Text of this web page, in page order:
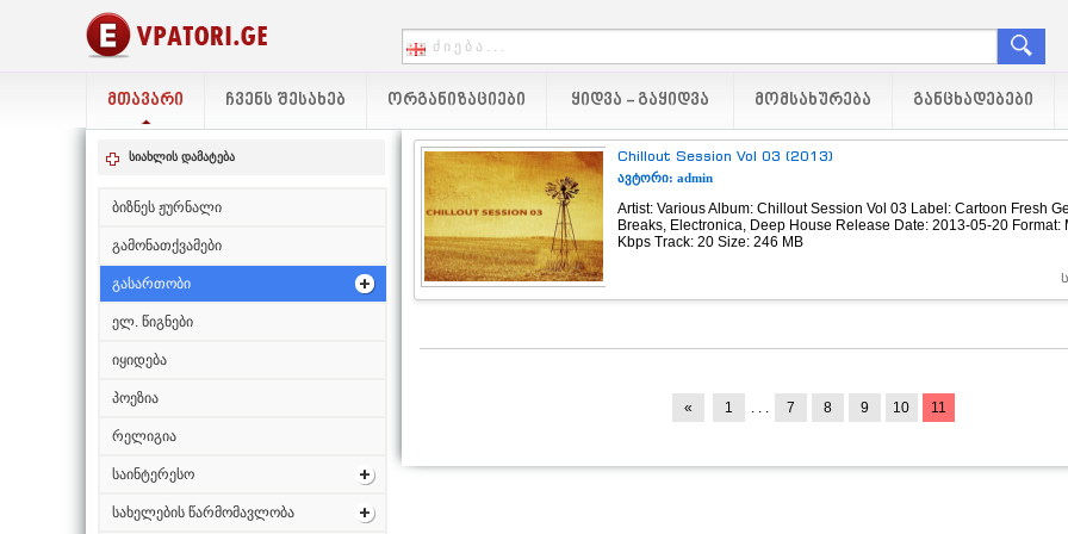
ᲛᲗᲐᲕᲐᲠᲘ ᲩᲕᲔᲜᲡ ᲨᲔᲡᲐᲮᲔᲑ ᲝᲠᲒᲐᲜᲘᲖᲐᲪᲘᲔᲑᲘ ᲧᲘᲓᲕᲐ - ᲒᲐᲧᲘᲓᲕᲐ ᲛᲝᲛᲡᲐᲮᲣᲠᲔᲑᲐ ᲒᲐᲜᲪᲮᲐᲓᲔᲑᲔᲑᲘ
სიახლის დამატება
ბიზნეს ჟურნალი
გამონათქვამები
გასართობი
ელ. წიგნები
იყიდება
პოეზია
რელიგია
საინტერესო
სახელების წარმომავლობა
Chillout Session Vol 03 (2013)
ავტორი: admin
Artist: Various Album: Chillout Session Vol 03 Label: Cartoon Fresh
Breaks, Electronica, Deep House Release Date: 2013-05-20 Format:
Kbps Track: 20 Size: 246 MB
« 1 . . . 7 8 9 10 11